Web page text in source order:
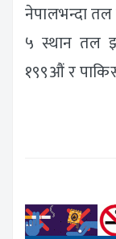
नेपालभन्दा
५ स्थान तल
१९९औं र